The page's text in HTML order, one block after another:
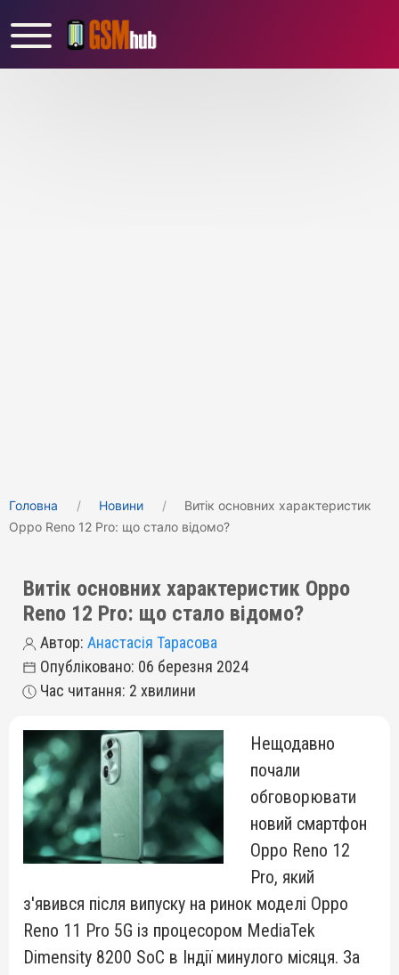
Головна Новини
Витік основних характеристик
Oppo Reno 12 Pro: що стало відомо?
Витік основних характеристик Oppo
Reno 12 Pro: що стало відомо?
Автор: Анастасія Тарасова
Опубліковано: 06 березня 2024
Час читання: 2 хвилини
Нещодавно
почали
обговорювати
новий смартфон
Oppo Reno 12
Pro, який
з'явився після випуску на ринок моделі Oppo
Reno 11 Pro 5G із процесором MediaTek
Dimensity 8200 SoC в Індії минулого місяця. За